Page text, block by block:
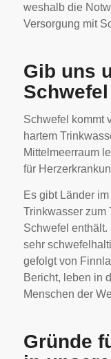
weshalb die
Versorgung mit
Gib uns
Schwefel
Schwefel kommt
hartem
Mittelmeerraum
für
Es gibt Länder
Trinkwasser zum
Schwefel
sehr
gefolgt von
Bericht, leben in
Menschen der
Gründe